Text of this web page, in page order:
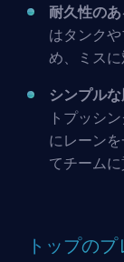
耐久性の
はタンク
め、ミスに
シンプル
トプッシ
にレーン
てチームに
トップの